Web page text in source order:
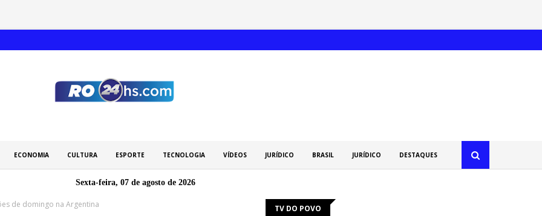
ECONOMIA CULTURA ESPORTE TECNOLOGIA VÍDEOS JURÍDICO BRASIL JURÍDICO DESTAQUES
Sexta-feira, 07 de agosto de 2026
de domingo na Argentina TV DO POVO